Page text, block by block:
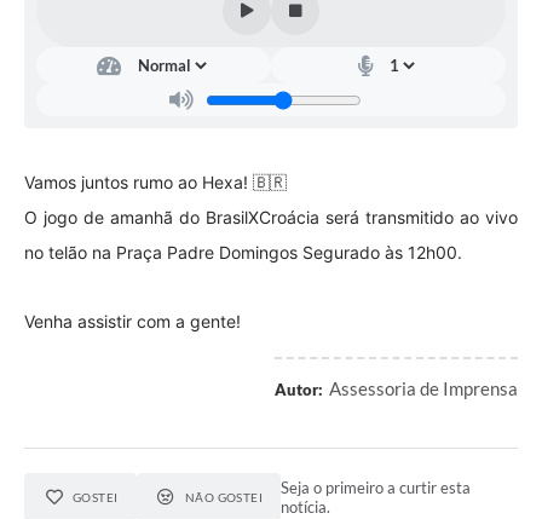
SIC
Vamos juntos rumo ao Hexa! 🇧🇷
O jogo de amanhã do BrasilXCroácia será transmitido ao vivo
no telão na Praça Padre Domingos Segurado às 12h00.
Venha assistir com a gente!
Autor: Assessoria de Imprensa
GOSTEI NÃO GOSTEI
Seja o primeiro a curtir esta
notícia.